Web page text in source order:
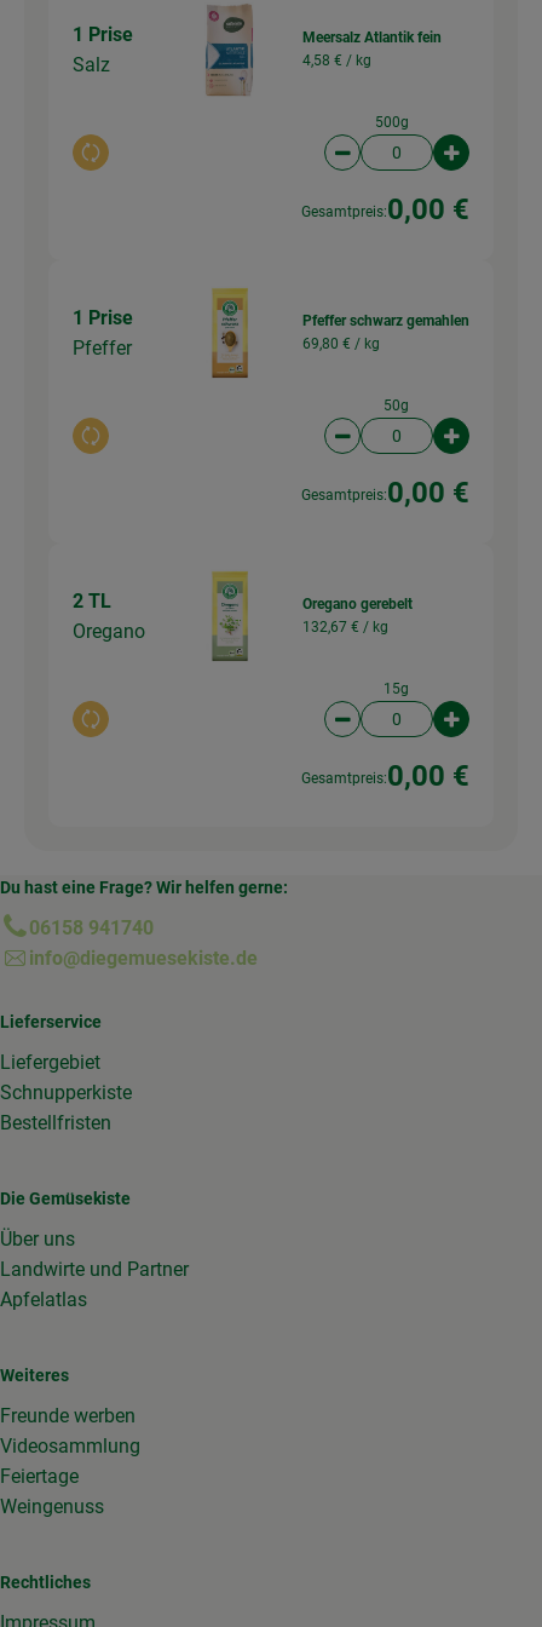
1 Prise
Salz
Auswahl ändern
Meersalz Atlantik fein
4,58 € / kg
500g
Artikelanzahl
Gesamtpreis:0,00 €
1 Prise
Pfeffer
Auswahl ändern
Pfeffer schwarz gemahlen
69,80 € / kg
50g
Artikelanzahl
Gesamtpreis:0,00 €
2 TL
Oregano
Auswahl ändern
Oregano gerebelt
132,67 € / kg
15g
Artikelanzahl
Gesamtpreis:0,00 €
Du hast eine Frage? Wir helfen gerne:
06158 941740
info@diegemuesekiste.de
Lieferservice
Liefergebiet
Schnupperkiste
Bestellfristen
Die Gemüsekiste
Über uns
Landwirte und Partner
Apfelatlas
Weiteres
Freunde werben
Videosammlung
Feiertage
Weingenuss
Rechtliches